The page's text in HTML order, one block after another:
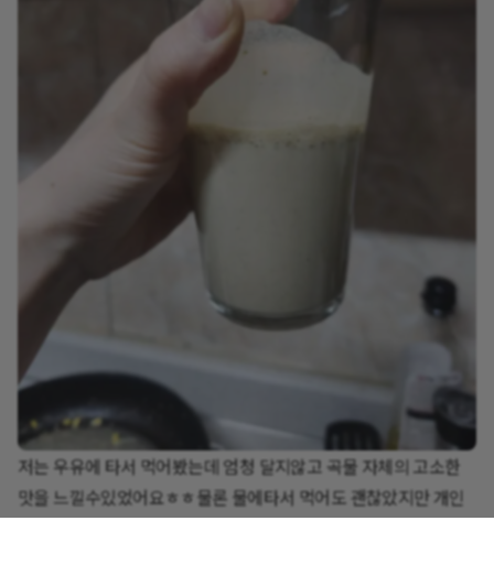
저는 우유에 타서 먹어봤는데 엄청 달지않고 곡물 자체의 고소한
맛을 느낄수있었어요ㅎㅎ물론 물에타서 먹어도 괜찮았지만 개인